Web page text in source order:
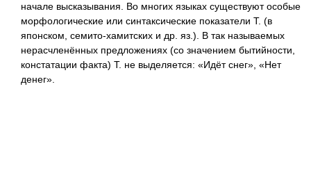
начале высказывания. Во многих языках существуют особые
морфологические или синтаксические показатели Т. (в
японском, семито-хамитских и др. яз.). В так называемых
нерасчленённых предложениях (со значением бытийности,
констатации факта) Т. не выделяется: «Идёт снег», «Нет
денег».